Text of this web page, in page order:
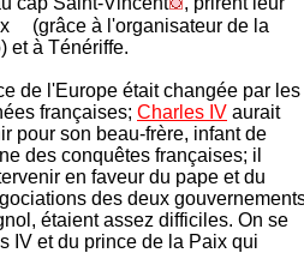
(grâce à l'organisateur de la
et à Ténériffe.
de l'Europe était changée par les
françaises; Charles IV aurait
pour son beau-frère, infant de
des conquêtes françaises; il
en faveur du pape et du
des deux
étaient assez difficiles. On se
IV et du prince de la Paix qui